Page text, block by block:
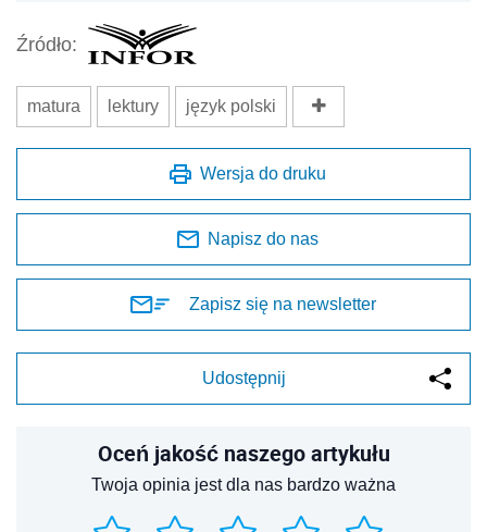
Źródło:
matura lektury język polski
Wersja do druku
Napisz do nas
Zapisz się na newsletter
Udostępnij
Oceń jakość naszego artykułu
Twoja opinia jest dla nas bardzo ważna